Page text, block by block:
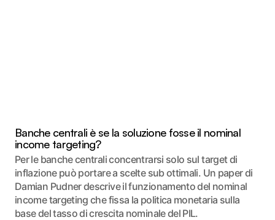
Banche centrali è se la soluzione fosse il nominal
income targeting?
Per le banche centrali concentrarsi solo sul target di
inflazione può portare a scelte sub ottimali. Un paper di
Damian Pudner descrive il funzionamento del nominal
income targeting che fissa la politica monetaria sulla
base del tasso di crescita nominale del PIL.